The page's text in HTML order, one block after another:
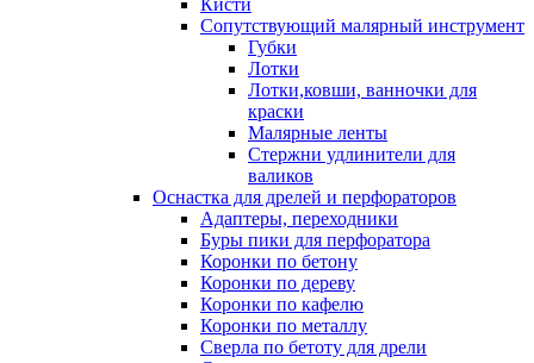
Кисти
Сопутствующий малярный инструмент
Губки
Лотки
Лотки,ковши, ванночки для
краски
Малярные ленты
Стержни удлинители для
валиков
Оснастка для дрелей и перфораторов
Адаптеры, переходники
Буры пики для перфоратора
Коронки по бетону
Коронки по дереву
Коронки по кафелю
Коронки по металлу
Сверла по бетоту для дрели